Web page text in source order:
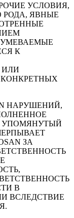
УСЛОВИЯ,
РОДА, ЯВНЫЕ
К
ИЛИ
НАРУШЕНИЙ,
ЗА
В
ВСЛЕДСТВИЕ